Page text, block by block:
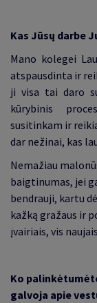
Kas Jūsų darbe
Mano kolegei
atspausdinta ir
ji visa tai daro
kūrybinis
susitinkam ir
dar nežinai, kas
Nemažiau
baigtinumas, jei
bendrauji, kartu
kažką gražaus ir
įvairiais, vis
Ko
galvoja apie